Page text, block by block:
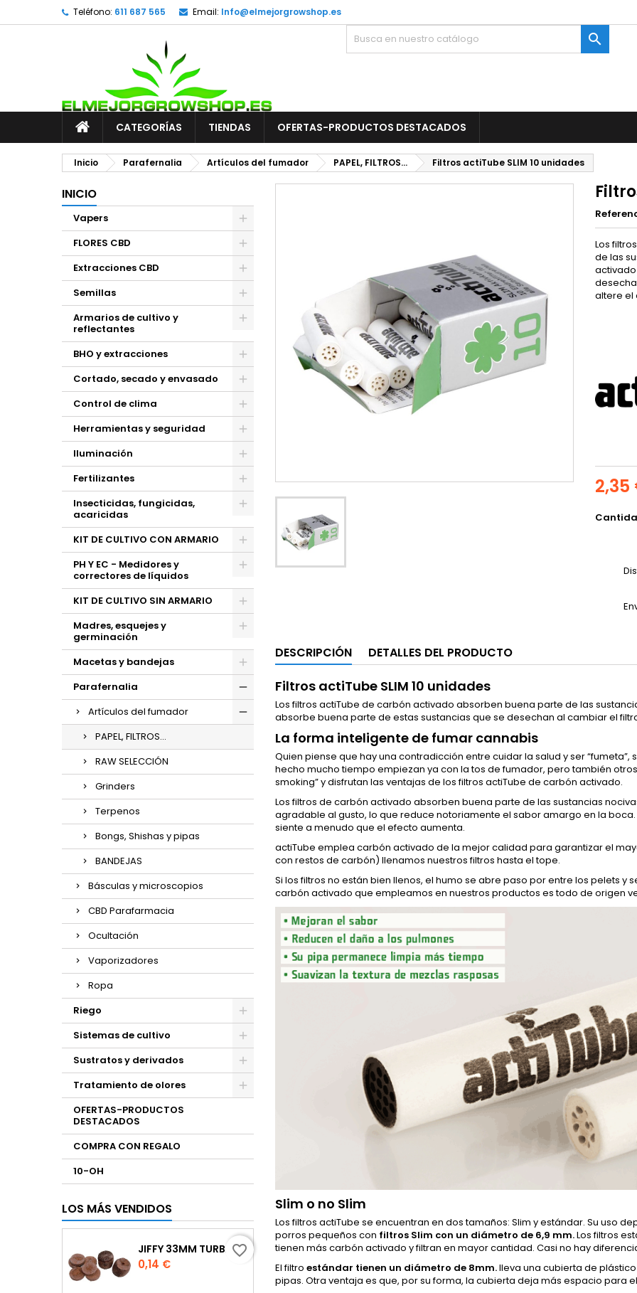
Teléfono: 611 687 565 Email: Info@elmejorgrowshop.es

CATEGORÍAS TIENDAS OFERTAS-PRODUCTOS DESTACADOS
Inicio Parafernalia Artículos del fumador PAPEL, FILTROS... Filtros actiTube SLIM 10 unidades
INICIO
Vapers
FLORES CBD
Extracciones CBD
Semillas
Armarios de cultivo y
reflectantes
BHO y extracciones
Cortado, secado y envasado
Control de clima
Herramientas y seguridad
Iluminación
Fertilizantes
Insecticidas, fungicidas,
acaricidas
KIT DE CULTIVO CON ARMARIO
PH Y EC - Medidores y
correctores de líquidos
KIT DE CULTIVO SIN ARMARIO
Madres, esquejes y
germinación
Macetas y bandejas
Parafernalia
Artículos del fumador
PAPEL, FILTROS...
RAW SELECCIÓN
Grinders
Terpenos
Bongs, Shishas y pipas
BANDEJAS
Básculas y microscopios
CBD Parafarmacia
Ocultación
Vaporizadores
Ropa
Riego
Sistemas de cultivo
Sustratos y derivados
Tratamiento de olores
OFERTAS-PRODUCTOS
DESTACADOS
COMPRA CON REGALO
10-OH
LOS MÁS VENDIDOS
JIFFY 33MM TURBA
Precio
0,14 €
favorite_border
Los
de las
altere el
2,35
DESCRIPCIÓN DETALLES DEL PRODUCTO
Filtros actiTube SLIM 10 unidades
Los filtros actiTube de carbón activado absorben buena parte de las
absorbe buena parte de estas sustancias que se desechan al cambiar el
La forma inteligente de fumar cannabis
Quien piense que hay una contradicción entre cuidar la salud y ser
hecho mucho tiempo empiezan ya con la tos de fumador, pero también
smoking” y disfrutan las ventajas de los filtros actiTube de carbón activado.
Los filtros de carbón activado absorben buena parte de las sustancias
agradable al gusto, lo que reduce notoriamente el sabor amargo en la
siente a menudo que el efecto aumenta.
actiTube emplea carbón activado de la mejor calidad para garantizar el
con restos de carbón) llenamos nuestros filtros hasta el tope.
Si los filtros no están bien llenos, el humo se abre paso por entre los pelets y
carbón activado que empleamos en nuestros productos es todo de origen
Slim o no Slim
Los filtros actiTube se encuentran en dos tamaños: Slim y estándar. Su uso
porros pequeños con filtros Slim con un diámetro de 6,9 mm.Los filtros
tienen más carbón activado y filtran en mayor cantidad. Casi no hay
El filtro estándar tienen un diámetro de 8mm.lleva una cubierta de
pipas. Otra ventaja es que, por su forma, la cubierta deja más espacio para